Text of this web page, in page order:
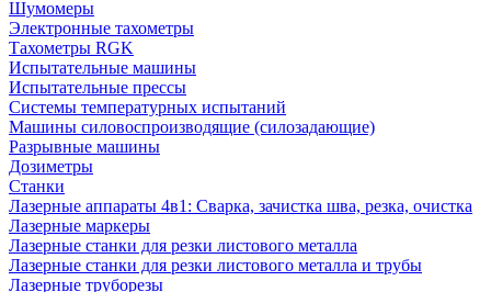
Шумомеры
Электронные тахометры
Тахометры RGK
Испытательные машины
Испытательные прессы
Системы температурных испытаний
Машины силовоспроизводящие (силозадающие)
Разрывные машины
Дозиметры
Станки
Лазерные аппараты 4в1: Сварка, зачистка шва, резка, очистка
Лазерные маркеры
Лазерные станки для резки листового металла
Лазерные станки для резки листового металла и трубы
Лазерные труборезы